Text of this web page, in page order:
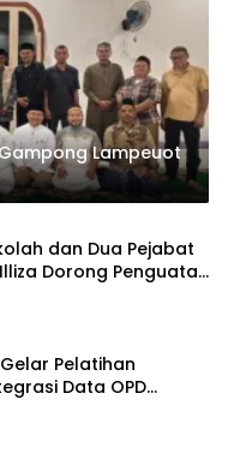
Lampeuot
dan Dua Pejabat
Dorong Penguatan
Pelatihan
Data OPD